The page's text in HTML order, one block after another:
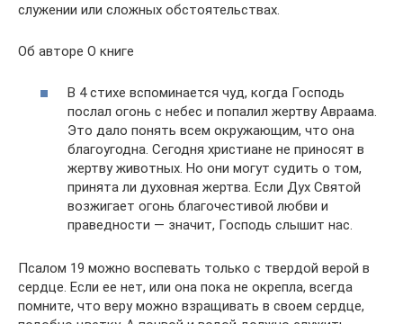
служении или сложных обстоятельствах.
Об авторе О книге
В 4 стихе вспоминается чуд, когда Господь
послал огонь с небес и попалил жертву Авраама.
Это дало понять всем окружающим, что она
благоугодна. Сегодня христиане не приносят в
жертву животных. Но они могут судить о том,
принята ли духовная жертва. Если Дух Святой
возжигает огонь благочестивой любви и
праведности — значит, Господь слышит нас.
Псалом 19 можно воспевать только с твердой верой в
сердце. Если ее нет, или она пока не окрепла, всегда
помните, что веру можно взращивать в своем сердце,